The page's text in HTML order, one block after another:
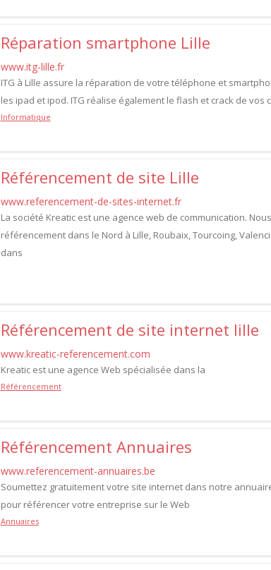
Réparation smartphone Lille
www.itg-lille.fr
ITG à Lille assure la réparation de votre téléphone et
les ipad et ipod. ITG réalise également le flash et crack de vos
Informatique
Référencement de site Lille
www.referencement-de-sites-internet.fr
La société Kreatic est une agence web de communication.
référencement dans le Nord à Lille, Roubaix, Tourcoing,
dans
Référencement de site internet lille
www.kreatic-referencement.com
Kreatic est une agence Web spécialisée dans la
Référencement
Référencement Annuaires
www.referencement-annuaires.be
Soumettez gratuitement votre site internet dans notre
pour référencer votre entreprise sur le Web
Annuaires